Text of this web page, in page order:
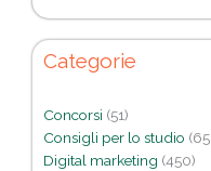
Categorie
Concorsi (51)
Consigli per lo studio
Digital marketing (450)